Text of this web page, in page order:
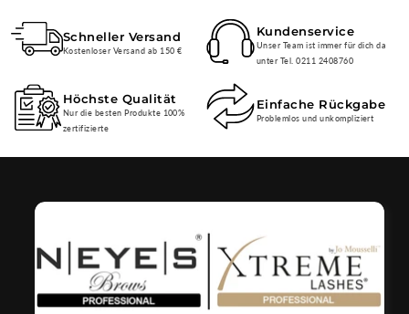
Schneller Versand
Kostenloser Versand ab 150 €
Kundenservice
Unser Team ist immer für dich da
unter Tel. 0211 2408760
Höchste Qualität
Nur die besten Produkte 100%
zertifizierte
Einfache Rückgabe
Problemlos und unkompliziert